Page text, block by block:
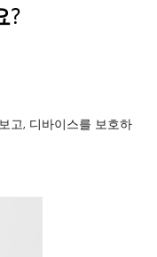
?
고, 디바이스를 보호하